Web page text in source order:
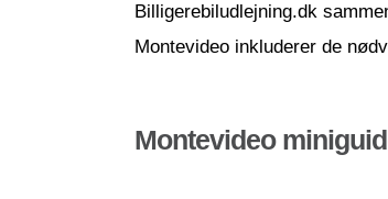
Billigerebiludlejning.dk
Montevideo inkluderer de
Montevideo